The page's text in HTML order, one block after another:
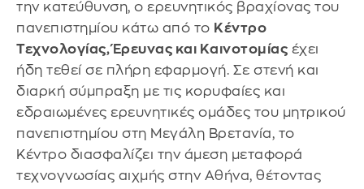
την κατεύθυνση, ο ερευνητικός βραχίονας του
πανεπιστημίου κάτω από το Κέντρο
Τεχνολογίας, Έρευνας και Καινοτομίας έχει
ήδη τεθεί σε πλήρη εφαρμογή. Σε στενή και
διαρκή σύμπραξη με τις κορυφαίες και
εδραιωμένες ερευνητικές ομάδες του μητρικού
πανεπιστημίου στη Μεγάλη Βρετανία, το
Κέντρο διασφαλίζει την άμεση μεταφορά
τεχνογνωσίας αιχμής στην Αθήνα, θέτοντας